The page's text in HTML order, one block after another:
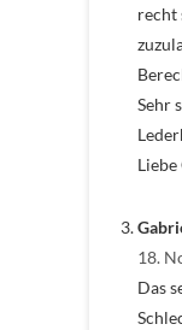
recht
Sehr
18.
Das